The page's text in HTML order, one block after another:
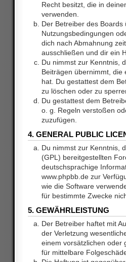
Recht besitzt, die in
verwenden.
Der Betreiber des
Nutzungsbedingungen
dich nach Abmahnung
ausschließen und dir ein
Du nimmst zur Kenntnis,
Beiträgen übernimmt, die
hat. Du gestattest dem
zu löschen oder zu
Du gestattest dem
o. g. Regeln verstoßen
zuzufügen.
4. GENERAL PUBLIC
Du nimmst zur Kenntnis,
(GPL) bereitgestellten
deutschsprachige
www.phpbb.de zur
wie die Software
für bestimmte Zwecke
5. GEWÄHRLEISTUNG
Der Betreiber haftet mit
der Verletzung
einem vorsätzlichen oder
für mittelbare